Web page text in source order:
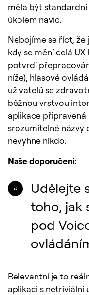
měla být
úkolem navíc.
Nebojíme se říct, že
kdy se mění celá
potvrdí
níže), hlasové
uživatelů se
běžnou vrstvou
aplikace připravená
srozumitelné názvy
nevyhne nikdo.
Naše doporučení:
Udělejte
toho, jak
pod
Relevantní je to
aplikaci s netriviální